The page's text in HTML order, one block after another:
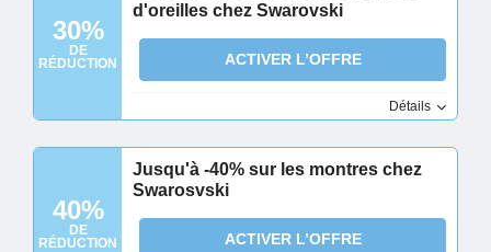
30%
DE
RÉDUCTION
d'oreilles chez Swarovski
ACTIVER L’OFFRE
Détails
40%
DE
RÉDUCTION
Jusqu'à -40% sur les montres chez
Swarosvski
ACTIVER L’OFFRE